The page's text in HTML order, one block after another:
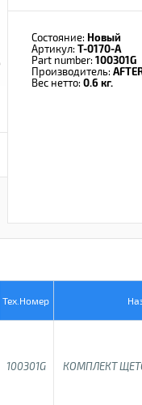
Состояние: Новый
Артикул: T-0170-A
Part number: 100301G
Производитель:
Вес нетто: 0.6 кг.
Тех.Номер
100301G КОМПЛЕКТ